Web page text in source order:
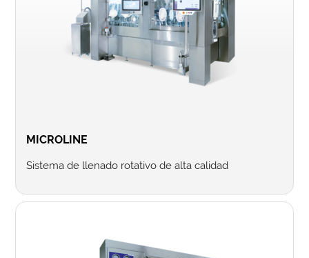
MICROLINE
Sistema de llenado rotativo de alta calidad